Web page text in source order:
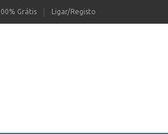
Ligar/Registo
Grátis